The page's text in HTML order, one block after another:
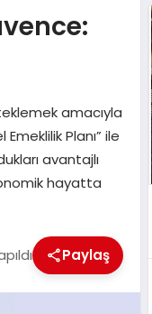
amacıyla
Planı” ile
avantajlı
hayatta
Paylaş